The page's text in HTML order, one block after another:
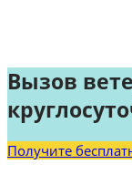
Вызов
Получите